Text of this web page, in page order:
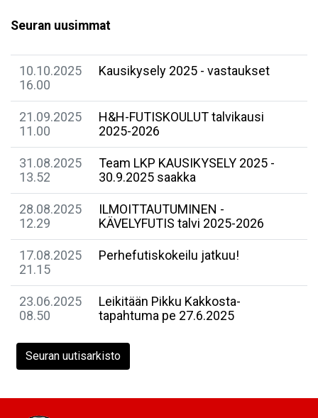
Seuran uusimmat
10.10.2025
16.00
Kausikysely 2025 - vastaukset
21.09.2025
11.00
H&H-FUTISKOULUT talvikausi
2025-2026
31.08.2025
13.52
Team LKP KAUSIKYSELY 2025 -
30.9.2025 saakka
28.08.2025
12.29
ILMOITTAUTUMINEN -
KÄVELYFUTIS talvi 2025-2026
17.08.2025
21.15
Perhefutiskokeilu jatkuu!
23.06.2025
08.50
Leikitään Pikku Kakkosta-
tapahtuma pe 27.6.2025
Seuran uutisarkisto